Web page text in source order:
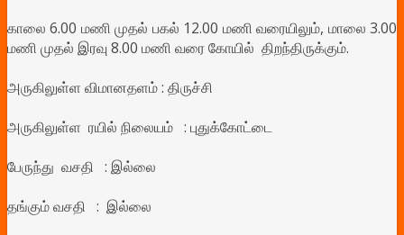
காலை 6.00 மணி முதல் பகல் 12.00 மணி வரையிலும், மாலை 3.00
மணி முதல் இரவு 8.00 மணி வரை கோயில் திறந்திருக்கும்.
அருகிலுள்ள விமானதளம் : திருச்சி
அருகிலுள்ள ரயில் நிலையம் : புதுக்கோட்டை
பேருந்து வசதி : இல்லை
தங்கும் வசதி : இல்லை